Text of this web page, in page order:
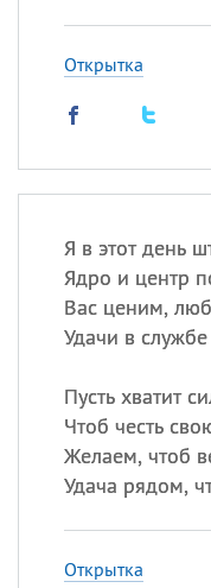
Открытка
Я в этот день
Ядро и центр
Вас ценим,
Удачи в
Пусть хватит
Чтоб честь
Желаем, чтоб
Удача рядом,
Открытка